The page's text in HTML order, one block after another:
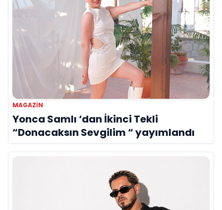
MAGAZIN
Yonca Samlı ‘dan İkinci Tekli
“Donacaksın Sevgilim “ yayımlandı